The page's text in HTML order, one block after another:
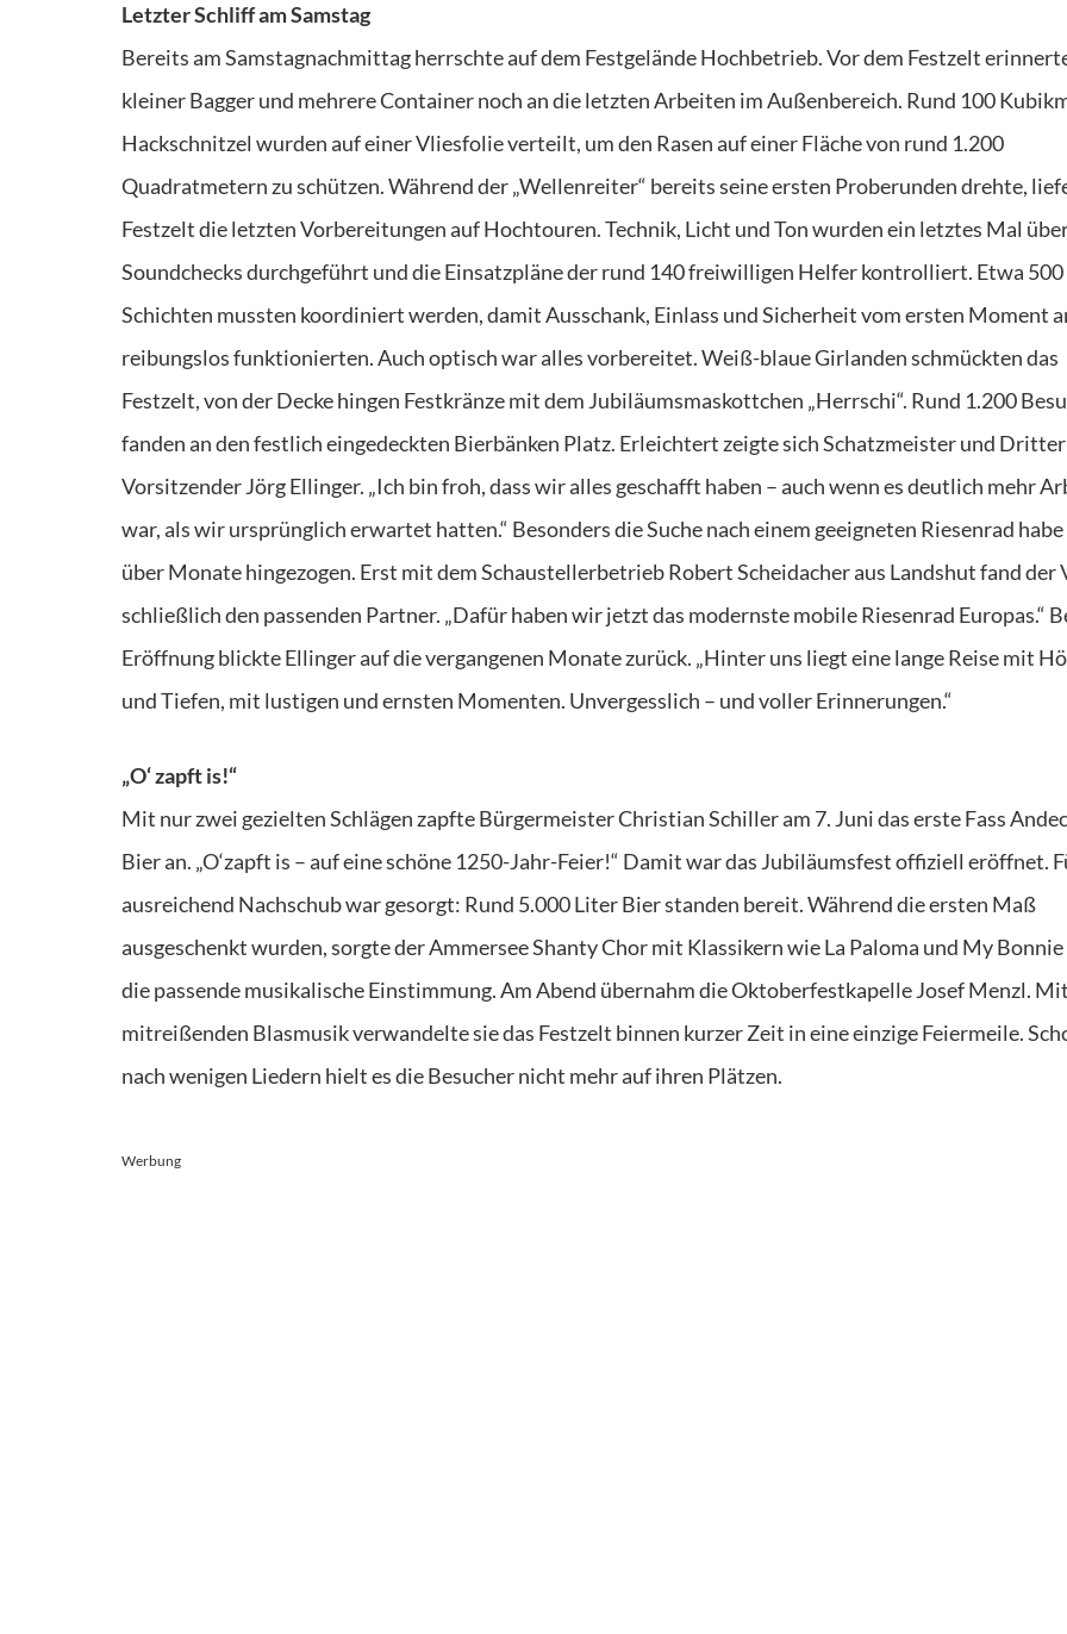
Letzter Schliff am Samstag
Bereits am Samstagnachmittag herrschte auf dem Festgelände Hochbetrieb. Vor dem Festzelt
kleiner Bagger und mehrere Container noch an die letzten Arbeiten im Außenbereich. Rund 100
Hackschnitzel wurden auf einer Vliesfolie verteilt, um den Rasen auf einer Fläche von rund 1.200
Quadratmetern zu schützen. Während der „Wellenreiter“ bereits seine ersten Proberunden drehte,
Festzelt die letzten Vorbereitungen auf Hochtouren. Technik, Licht und Ton wurden ein letztes Mal
Soundchecks durchgeführt und die Einsatzpläne der rund 140 freiwilligen Helfer kontrolliert. Etwa 500
Schichten mussten koordiniert werden, damit Ausschank, Einlass und Sicherheit vom ersten Moment
reibungslos funktionierten. Auch optisch war alles vorbereitet. Weiß-blaue Girlanden schmückten das
Festzelt, von der Decke hingen Festkränze mit dem Jubiläumsmaskottchen „Herrschi“. Rund 1.200
fanden an den festlich eingedeckten Bierbänken Platz. Erleichtert zeigte sich Schatzmeister und Dritter
Vorsitzender Jörg Ellinger. „Ich bin froh, dass wir alles geschafft haben – auch wenn es deutlich mehr
war, als wir ursprünglich erwartet hatten.“ Besonders die Suche nach einem geeigneten Riesenrad habe
über Monate hingezogen. Erst mit dem Schaustellerbetrieb Robert Scheidacher aus Landshut fand der
schließlich den passenden Partner. „Dafür haben wir jetzt das modernste mobile Riesenrad Europas.“
Eröffnung blickte Ellinger auf die vergangenen Monate zurück. „Hinter uns liegt eine lange Reise mit
und Tiefen, mit lustigen und ernsten Momenten. Unvergesslich – und voller Erinnerungen.“
„O‘ zapft is!“
Mit nur zwei gezielten Schlägen zapfte Bürgermeister Christian Schiller am 7. Juni das erste Fass
Bier an. „O‘zapft is – auf eine schöne 1250-Jahr-Feier!“ Damit war das Jubiläumsfest offiziell eröffnet.
ausreichend Nachschub war gesorgt: Rund 5.000 Liter Bier standen bereit. Während die ersten Maß
ausgeschenkt wurden, sorgte der Ammersee Shanty Chor mit Klassikern wie La Paloma und My
die passende musikalische Einstimmung. Am Abend übernahm die Oktoberfestkapelle Josef Menzl.
mitreißenden Blasmusik verwandelte sie das Festzelt binnen kurzer Zeit in eine einzige Feiermeile.
nach wenigen Liedern hielt es die Besucher nicht mehr auf ihren Plätzen.
Werbung